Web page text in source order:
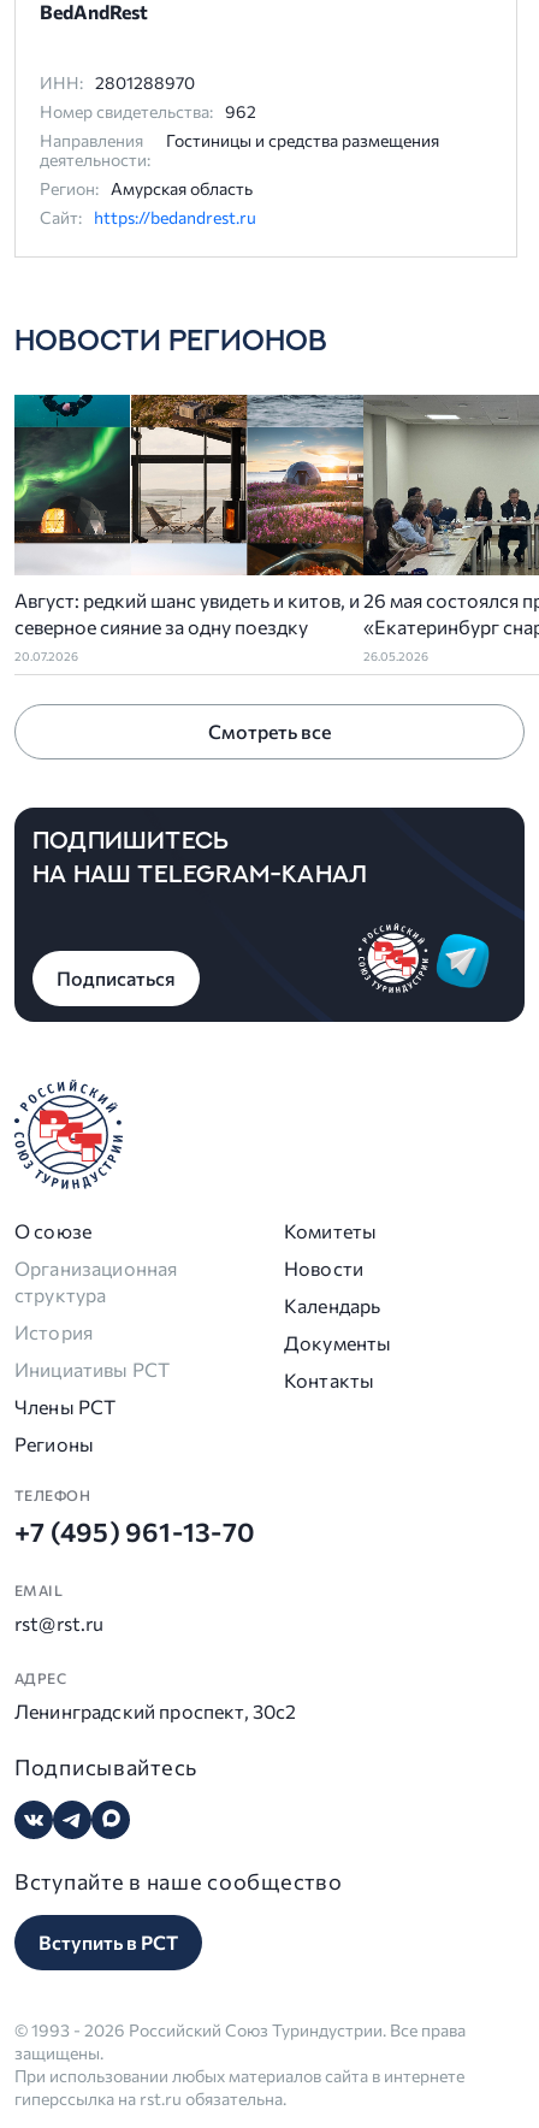
BedAndRest
ИНН: 2801288970
Номер свидетельства: 962
Направления
деятельности:
Гостиницы и средства размещения
Регион: Амурская область
Сайт:
https://bedandrest.ru
НОВОСТИ РЕГИОНОВ
Август: редкий шанс увидеть и китов, и
северное сияние за одну поездку
20.07.2026
26 мая состоялся
«Екатеринбург
организованный
отделением РСТ-
ассоциацией
администрацией
26.05.2026
Смотреть все
ПОДПИШИТЕСЬ
НА НАШ TELEGRAM-КАНАЛ
Подписаться
О союзе
Организационная
структура
История
Инициативы РСТ
Члены РСТ
Регионы
Комитеты
Новости
Календарь
Документы
Контакты
ТЕЛЕФОН
+7 (495) 961-13-70
EMAIL
rst@rst.ru
АДРЕС
Ленинградский проспект, 30с2
Подписывайтесь
Вступайте в наше сообщество
Вступить в РСТ
© 1993 - 2026 Российский Союз Туриндустрии. Все права
защищены.
При использовании любых материалов сайта в интернете
гиперссылка на rst.ru обязательна.